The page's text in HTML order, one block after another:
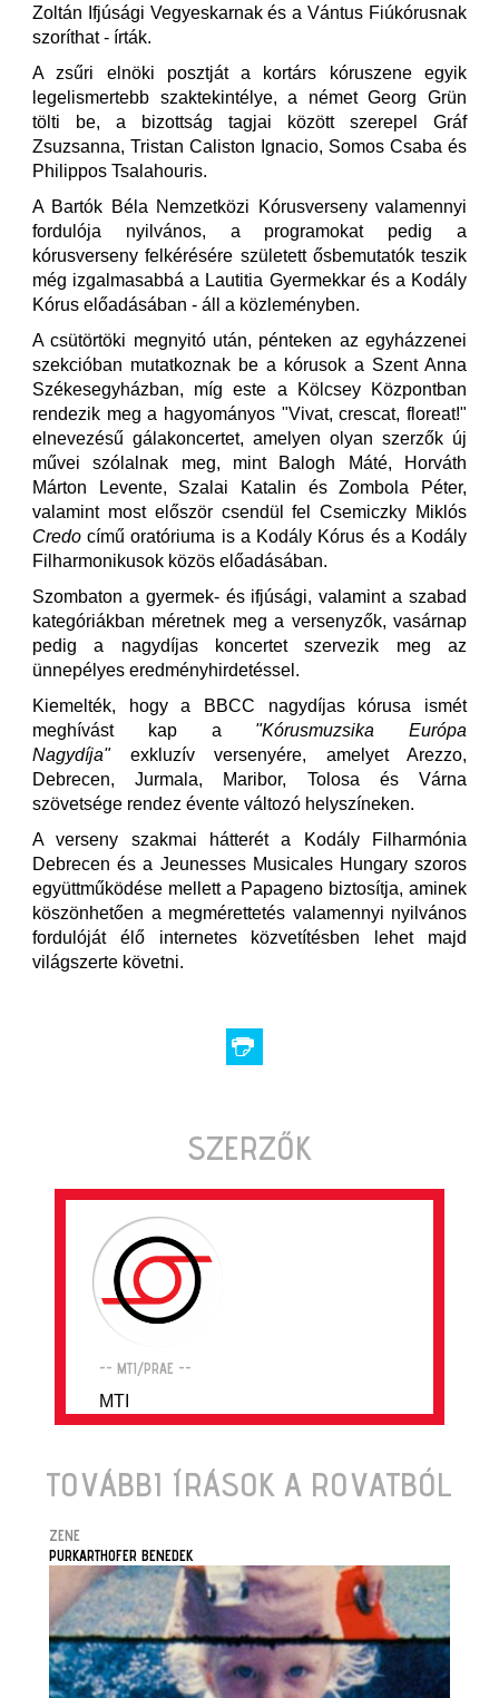
Zoltán Ifjúsági Vegyeskarnak és a Vántus Fiúkórusnak
szoríthat - írták.
A zsűri elnöki posztját a kortárs kóruszene egyik
legelismertebb szaktekintélye, a német Georg Grün
tölti be, a bizottság tagjai között szerepel Gráf
Zsuzsanna, Tristan Caliston Ignacio, Somos Csaba és
Philippos Tsalahouris.
A Bartók Béla Nemzetközi Kórusverseny valamennyi
fordulója nyilvános, a programokat pedig a
kórusverseny felkérésére született ősbemutatók teszik
még izgalmasabbá a Lautitia Gyermekkar és a Kodály
Kórus előadásában - áll a közleményben.
A csütörtöki megnyitó után, pénteken az egyházzenei
szekcióban mutatkoznak be a kórusok a Szent Anna
Székesegyházban, míg este a Kölcsey Központban
rendezik meg a hagyományos "Vivat, crescat, floreat!"
elnevezésű gálakoncertet, amelyen olyan szerzők új
művei szólalnak meg, mint Balogh Máté, Horváth
Márton Levente, Szalai Katalin és Zombola Péter,
valamint most először csendül fel Csemiczky Miklós
Credo című oratóriuma is a Kodály Kórus és a Kodály
Filharmonikusok közös előadásában.
Szombaton a gyermek- és ifjúsági, valamint a szabad
kategóriákban méretnek meg a versenyzők, vasárnap
pedig a nagydíjas koncertet szervezik meg az
ünnepélyes eredményhirdetéssel.
Kiemelték, hogy a BBCC nagydíjas kórusa ismét
meghívást kap a "Kórusmuzsika Európa
Nagydíja" exkluzív versenyére, amelyet Arezzo,
Debrecen, Jurmala, Maribor, Tolosa és Várna
szövetsége rendez évente változó helyszíneken.
A verseny szakmai hátterét a Kodály Filharmónia
Debrecen és a Jeunesses Musicales Hungary szoros
együttműködése mellett a Papageno biztosítja, aminek
köszönhetően a megmérettetés valamennyi nyilvános
fordulóját élő internetes közvetítésben lehet majd
világszerte követni.
SZERZŐK
-- MTI/PRAE --
MTI
TOVÁBBI ÍRÁSOK A ROVATBÓL
ZENE
PURKARTHOFER BENEDEK